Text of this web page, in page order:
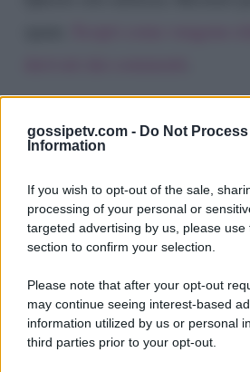
gossipetv.com - Do Not
Information
If you wish to opt-out of the sale,
processing of your personal or
targeted advertising by us, please
section to confirm your selection.
Please note that after your opt-out
may continue seeing interest-based
information utilized by us or personal
third parties prior to your opt-out.
Gossip e TV è un sito di MASTE
viale Luigi Majno n. 21 - 20129
P.Iva 10909580960